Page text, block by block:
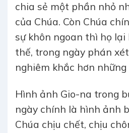
chia sẻ một phần nhỏ
của Chúa. Còn Chúa
sự khôn ngoan thì họ lại
thế, trong ngày phán
nghiêm khắc hơn những
Hình ảnh Gio-na trong
ngày chính là hình ảnh
Chúa chịu chết, chịu